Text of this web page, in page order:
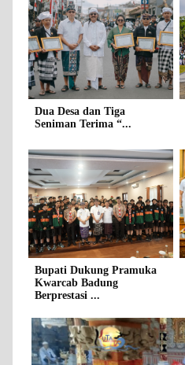
Dua Desa dan Tiga
Seniman Terima “...
Bupati Dukung Pramuka
Kwarcab Badung
Berprestasi ...